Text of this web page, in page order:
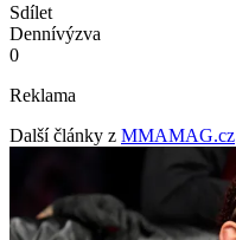
Sdílet
Dennívýzva
0
Reklama
Další články z MMAMAG.cz